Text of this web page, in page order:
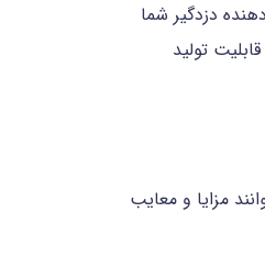
دزدگیر شما
تولید
مزایا و معایب